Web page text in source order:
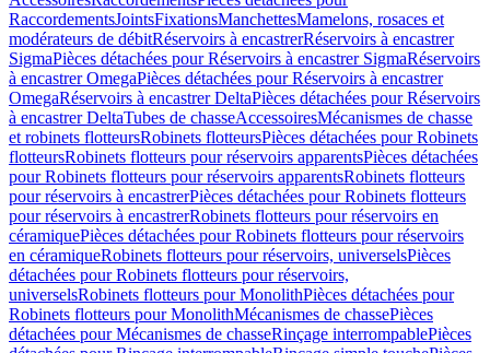
RaccordementsJointsFixationsManchettesMamelons, rosaces et
modérateurs de débitRéservoirs à encastrerRéservoirs à encastrer
SigmaPièces détachées pour Réservoirs à encastrer SigmaRéservoirs
à encastrer OmegaPièces détachées pour Réservoirs à encastrer
OmegaRéservoirs à encastrer DeltaPièces détachées pour Réservoirs
à encastrer DeltaTubes de chasseAccessoiresMécanismes de chasse
et robinets flotteursRobinets flotteursPièces détachées pour Robinets
flotteursRobinets flotteurs pour réservoirs apparentsPièces détachées
pour Robinets flotteurs pour réservoirs apparentsRobinets flotteurs
pour réservoirs à encastrerPièces détachées pour Robinets flotteurs
pour réservoirs à encastrerRobinets flotteurs pour réservoirs en
céramiquePièces détachées pour Robinets flotteurs pour réservoirs
en céramiqueRobinets flotteurs pour réservoirs, universelsPièces
détachées pour Robinets flotteurs pour réservoirs,
universelsRobinets flotteurs pour MonolithPièces détachées pour
Robinets flotteurs pour MonolithMécanismes de chassePièces
détachées pour Mécanismes de chasseRinçage interrompablePièces